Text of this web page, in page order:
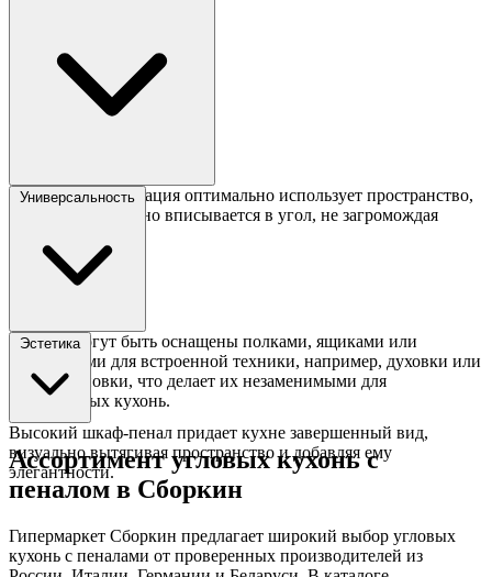
Угловая конфигурация оптимально использует пространство,
а пенал гармонично вписывается в угол, не загромождая
Универсальность
Пеналы могут быть оснащены полками, ящиками или
отделениями для встроенной техники, например, духовки или
микроволновки, что делает их незаменимыми для
современных кухонь.
Эстетика
Высокий шкаф-пенал придает кухне завершенный вид,
визуально вытягивая пространство и добавляя ему
элегантности.
Ассортимент угловых кухонь с
пеналом в Сборкин
Гипермаркет Сборкин предлагает широкий выбор угловых
кухонь с пеналами от проверенных производителей из